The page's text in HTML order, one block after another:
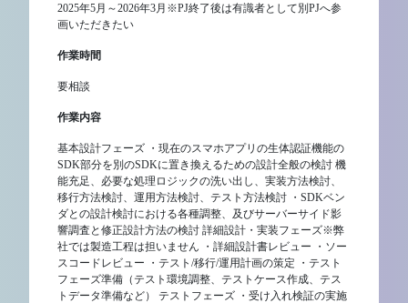
2025年5月～2026年3月※PJ終了後は有識者として別PJへ参
画いただきたい
作業時間
要相談
作業内容
基本設計フェーズ ・現在のスマホアプリの生体認証機能の
SDK部分を別のSDKに置き換えるための設計全般の検討 機
能充足、必要な処理ロジックの洗い出し、実装方法検討、
移行方法検討、運用方法検討、テスト方法検討 ・SDKベン
ダとの設計検討における各種調整、及びサーバーサイド影
響調査と修正設計方法の検討 詳細設計・実装フェーズ※弊
社では製造工程は担いません ・詳細設計書レビュー ・ソー
スコードレビュー ・テスト/移行/運用計画の策定 ・テスト
フェーズ準備（テスト環境調整、テストケース作成、テス
トデータ準備など） テストフェーズ ・受け入れ検証の実施